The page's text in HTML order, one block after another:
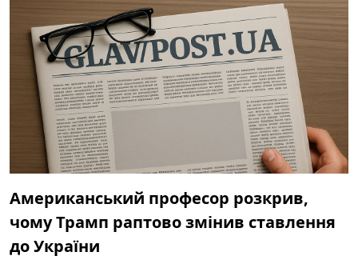
Американський професор розкрив,
чому Трамп раптово змінив ставлення
до України